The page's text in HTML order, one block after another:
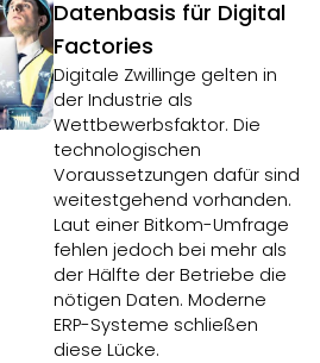
Datenbasis für Digital
Factories
Digitale Zwillinge gelten in
der Industrie als
Wettbewerbsfaktor. Die
technologischen
Voraussetzungen dafür sind
weitestgehend vorhanden.
Laut einer Bitkom-Umfrage
fehlen jedoch bei mehr als
der Hälfte der Betriebe die
nötigen Daten. Moderne
ERP-Systeme schließen
diese Lücke.